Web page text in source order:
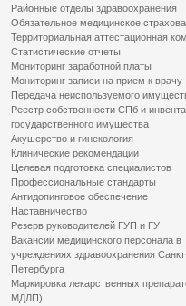
Районные отделы здравоохранения
Обязательное медицинское
Территориальная аттестационная
Статистические отчеты
Мониторинг заработной платы
Мониторинг записи на прием к врачу
Передача неиспользуемого
Реестр собственности СПб и
государственного имущества
Акушерство и гинекология
Клинические рекомендации
Целевая подготовка специалистов
Профессиональные стандарты
Антидопинговое обеспечение
Наставничество
Резерв руководителей ГУП и ГУ
Вакансии медицинского персонала в
учреждениях здравоохранения
Петербурга
Маркировка лекарственных
МДЛП)